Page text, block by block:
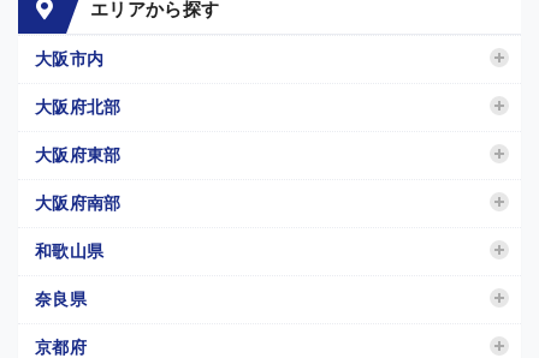
エリアから探す
大阪市内
大阪府北部
大阪府東部
大阪府南部
和歌山県
奈良県
京都府